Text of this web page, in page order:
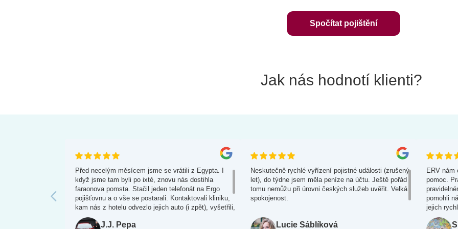
Spočítat pojištění
Jak nás hodnotí klienti?
Před necelým měsícem jsme se vrátili z Egypta. I
když jsme tam byli po ixté, znovu nás dostihla
faraonova pomsta. Stačil jeden telefonát na Ergo
pojišťovnu a o vše se postarali. Kontaktovali kliniku,
kam nás z hotelu odvezlo jejich auto (i zpět), vyšetřili,
dali infuzi a léky. Ještě druhý den z pojišťovny volali,
aby si ověřili naši spokojenost. Telefonáty
J.J. Pepa
Neskutečně rychlé vyřízení pojistné události (zrušený
let), do týdne jsem měla peníze na účtu. Ještě pořád
tomu nemůžu při úrovni českých služeb uvěřit. Velká
spokojenost.
Lucie Sáblíková
ERV nám
pomoc.
pomohli
jejich
lékařská